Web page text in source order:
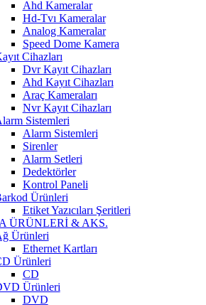
Ahd Kameralar
Hd-Tvı Kameralar
Analog Kameralar
Speed Dome Kamera
Cihazları
Dvr Kayıt Cihazları
Ahd Kayıt Cihazları
Araç Kameraları
Nvr Kayıt Cihazları
Sistemleri
Alarm Sistemleri
Sirenler
Alarm Setleri
Dedektörler
Kontrol Paneli
Ürünleri
Etiket Yazıcıları Şeritleri
ÜRÜNLERİ & AKS.
Ürünleri
Ethernet Kartları
Ürünleri
CD
Ürünleri
DVD